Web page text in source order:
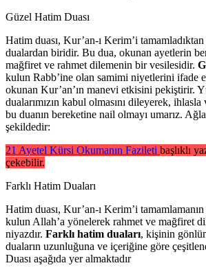
Güzel Hatim Duası
Hatim duası, Kur’an-ı Kerim’i
dualardan biridir. Bu dua, okunan ayetlerin
mağfiret ve rahmet dilemenin bir vesilesidir.
kulun Rabb’ine olan samimi niyetlerini ifade
okunan Kur’an’ın manevi etkisini pekiştirir.
dualarımızın kabul olmasını dileyerek,
bu duanın bereketine nail olmayı umarız.
şekildedir:
21 Ayetel Kürsi Okumanın Fazileti başlıklı
çekebilir.
Farklı Hatim Duaları
Hatim duası, Kur’an-ı Kerim’i tamamlamanın
kulun Allah’a yönelerek rahmet ve mağfiret
niyazdır. Farklı hatim duaları, kişinin
duaların uzunluğuna ve içeriğine göre
Duası aşağıda yer almaktadır